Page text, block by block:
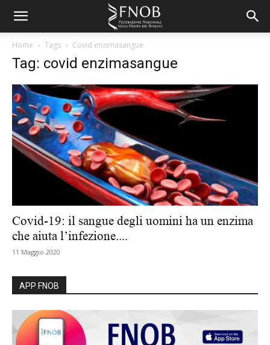
Home Tags Covid enzimasangue
Tag: covid enzimasangue
Covid-19: il sangue degli uomini ha un enzima
che aiuta l’infezione....
11 Maggio 2020
APP FNOB